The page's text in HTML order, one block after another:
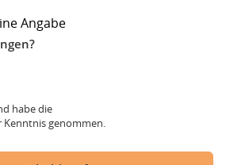
Angabe
habe die
Kenntnis genommen.